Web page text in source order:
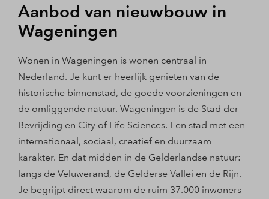
Aanbod van nieuwbouw in
Wageningen
Wonen in Wageningen is wonen centraal in
Nederland. Je kunt er heerlijk genieten van de
historische binnenstad, de goede voorzieningen en
de omliggende natuur. Wageningen is de Stad der
Bevrijding en City of Life Sciences. Een stad met een
internationaal, sociaal, creatief en duurzaam
karakter. En dat midden in de Gelderlandse natuur:
langs de Veluwerand, de Gelderse Vallei en de Rijn.
Je begrijpt direct waarom de ruim 37.000 inwoners